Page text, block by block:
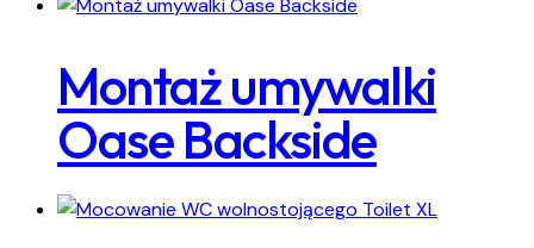
Montaż umywalki
Oase Backside